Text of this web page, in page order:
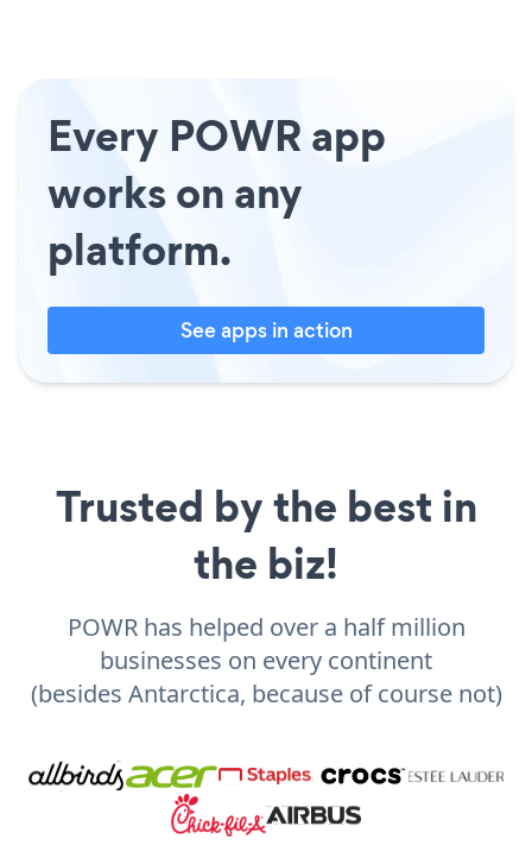
Every POWR app
works on any
platform.
See apps in action
Trusted by the best in
the biz!
POWR has helped over a half million
businesses on every continent
(besides Antarctica, because of course not)